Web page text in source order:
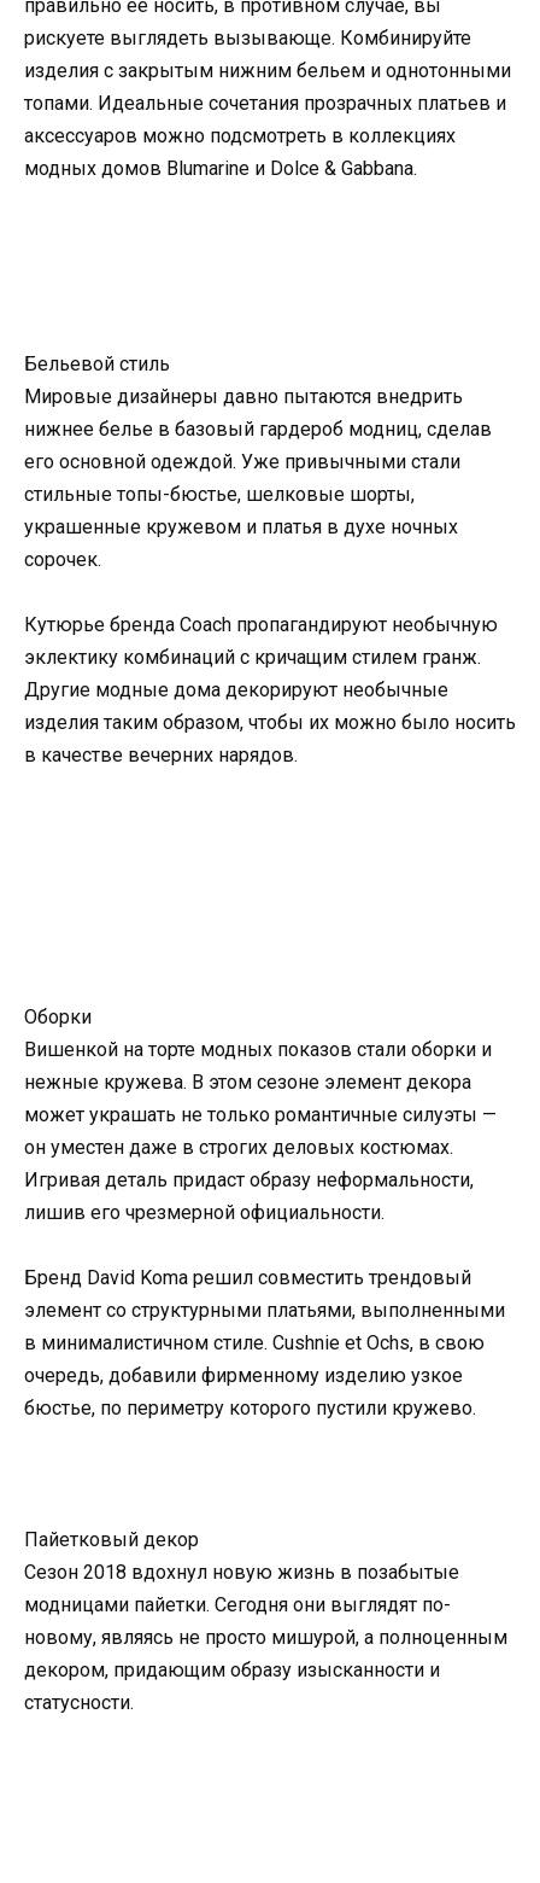
правильно ее носить, в противном случае, вы
рискуете выглядеть вызывающе. Комбинируйте
изделия с закрытым нижним бельем и однотонными
топами. Идеальные сочетания прозрачных платьев и
аксессуаров можно подсмотреть в коллекциях
модных домов Blumarine и Dolce & Gabbana.
Бельевой стиль
Мировые дизайнеры давно пытаются внедрить
нижнее белье в базовый гардероб модниц, сделав
его основной одеждой. Уже привычными стали
стильные топы-бюстье, шелковые шорты,
украшенные кружевом и платья в духе ночных
сорочек.
Кутюрье бренда Coach пропагандируют необычную
эклектику комбинаций с кричащим стилем гранж.
Другие модные дома декорируют необычные
изделия таким образом, чтобы их можно было носить
в качестве вечерних нарядов.
Оборки
Вишенкой на торте модных показов стали оборки и
нежные кружева. В этом сезоне элемент декора
может украшать не только романтичные силуэты —
он уместен даже в строгих деловых костюмах.
Игривая деталь придаст образу неформальности,
лишив его чрезмерной официальности.
Бренд David Koma решил совместить трендовый
элемент со структурными платьями, выполненными
в минималистичном стиле. Cushnie et Ochs, в свою
очередь, добавили фирменному изделию узкое
бюстье, по периметру которого пустили кружево.
Пайетковый декор
Сезон 2018 вдохнул новую жизнь в позабытые
модницами пайетки. Сегодня они выглядят по-
новому, являясь не просто мишурой, а полноценным
декором, придающим образу изысканности и
статусности.